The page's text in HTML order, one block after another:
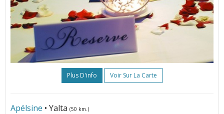
Plus D'info Voir Sur La Carte
Apélsine • Yalta (50 km.)